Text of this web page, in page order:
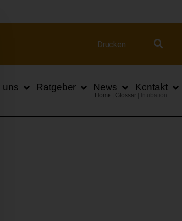
Drucken
uns Ratgeber News Kontakt
Home Glossar| Intubation
Button wird der Dialog geschlossen. Seine Funktionalität ist